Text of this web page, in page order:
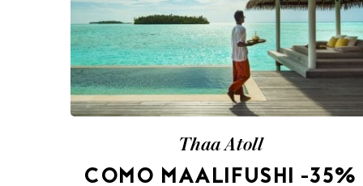
Thaa Atoll
COMO MAALIFUSHI -35%